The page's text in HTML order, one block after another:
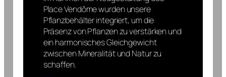
Place Vendôme wurden unsere
Pflanzbehälter integriert, um die
Präsenz von Pflanzen zu verstärken und
ein harmonisches Gleichgewicht
zwischen Mineralität und Natur zu
schaffen.